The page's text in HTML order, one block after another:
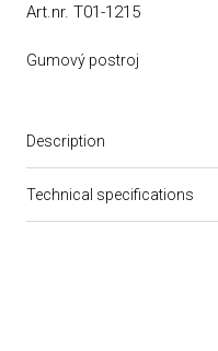
Art.nr. T01-1215
Gumový postroj
Description
Technical specifications